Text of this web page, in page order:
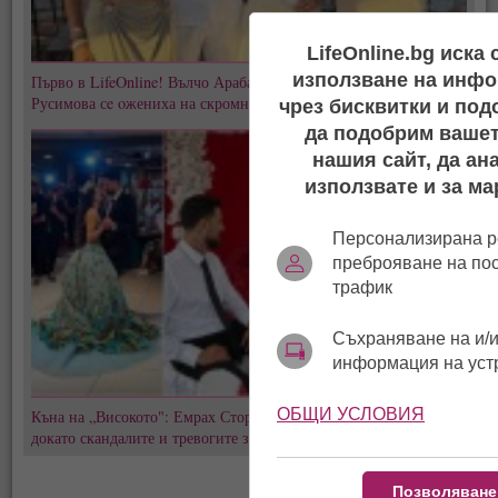
Първо в LifeOnline! Вълчо Арабаджиев Младши и Мартина
Русимова сe oжениха на скромна плажна сватба! (СНИМКИ)
Къна на „Високото": Емрах Стораро и Айлян преди сватбата,
докато скандалите и тревогите за Тони не стихват
LifeOnline.bg иска
използване на
чрез бисквитки и
да подобрим
нашия сайт, да
използвате и за
Персонализирана
преброяване на
трафик
Съхраняване на и/
информация на
ОБЩИ УСЛОВИЯ